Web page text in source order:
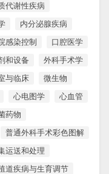
代谢性疾病
内分泌腺疾病
感染控制
口腔医学
和设备
外科手术学
与临床
微生物
心电图学
心血管
药物
普通外科手术彩色图解
运送和处理
道疾病与生育调节